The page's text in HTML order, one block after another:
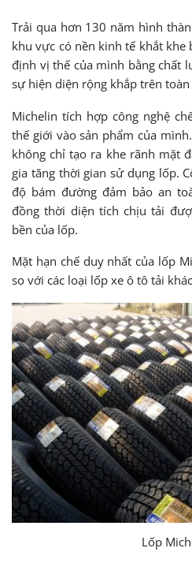
Trải qua hơn 130 năm hình
khu vực có nền kinh tế khắt khe
định vị thế của mình bằng chất
sự hiện diện rộng khắp trên toàn
Michelin tích hợp công nghệ
thế giới vào sản phẩm của
không chỉ tạo ra khe rãnh mặt
gia tăng thời gian sử dụng lốp.
độ bám đường đảm bảo an
đồng thời diện tích chịu tải
bền của lốp.
Mặt hạn chế duy nhất của lốp
so với các loại lốp xe ô tô tải
Lốp